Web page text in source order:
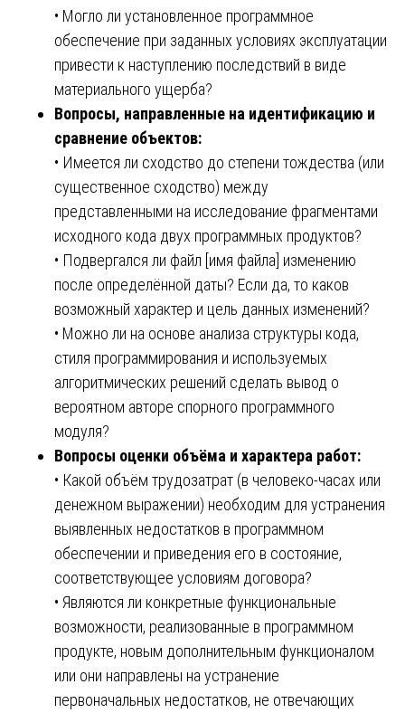
• Могло ли установленное программное
обеспечение при заданных условиях эксплуатации
привести к наступлению последствий в виде
материального ущерба?
Вопросы, направленные на идентификацию и
сравнение объектов:
• Имеется ли сходство до степени тождества (или
существенное сходство) между
представленными на исследование фрагментами
исходного кода двух программных продуктов?
• Подвергался ли файл [имя файла] изменению
после определённой даты? Если да, то каков
возможный характер и цель данных изменений?
• Можно ли на основе анализа структуры кода,
стиля программирования и используемых
алгоритмических решений сделать вывод о
вероятном авторе спорного программного
модуля?
Вопросы оценки объёма и характера работ:
• Какой объём трудозатрат (в человеко-часах или
денежном выражении) необходим для устранения
выявленных недостатков в программном
обеспечении и приведения его в состояние,
соответствующее условиям договора?
• Являются ли конкретные функциональные
возможности, реализованные в программном
продукте, новым дополнительным функционалом
или они направлены на устранение
первоначальных недостатков, не отвечающих